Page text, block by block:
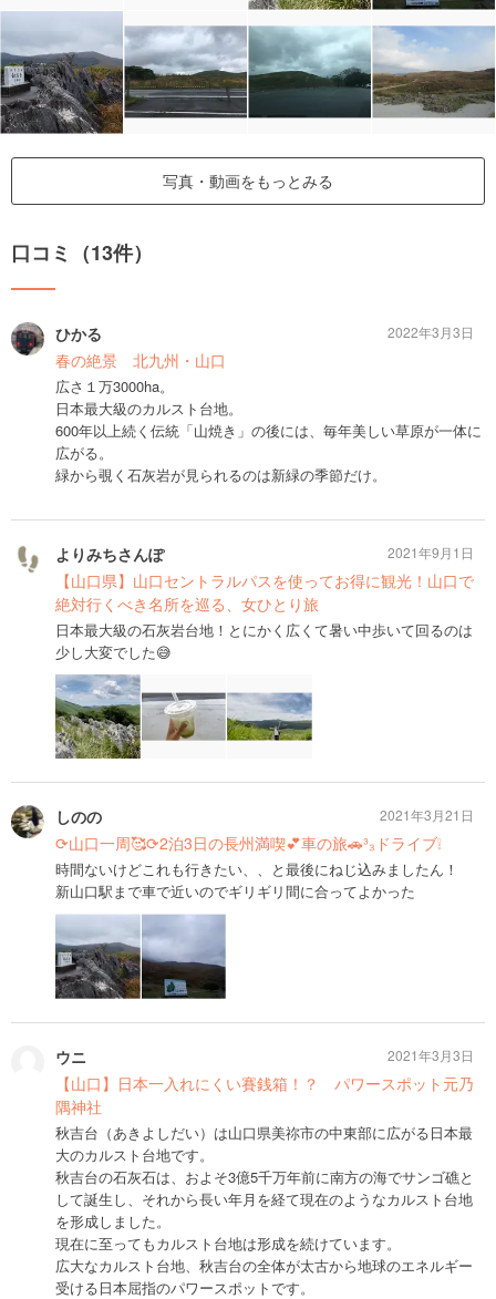
写真・動画をもっとみる
口コミ（13件）
ひかる
春の絶景 北九州・山口
広さ１万3000ha。
日本最大級のカルスト台地。
600年以上続く伝統「山焼き」の後には、毎年美しい草原が一体に
広がる。
緑から覗く石灰岩が見られるのは新緑の季節だけ。
2022年3月3日
よりみちさんぽ
【山口県】山口セントラルパスを使ってお得に観光！山口で
絶対行くべき名所を巡る、女ひとり旅
日本最大級の石灰岩台地！とにかく広くて暑い中歩いて回るのは
少し大変でした😅
2021年9月1日
しのの
⟳山口一周🥰⟳2泊3日の長州満喫💕車の旅🚗³₃ドライブ❕
時間ないけどこれも行きたい、、と最後にねじ込みましたん！
新山口駅まで車で近いのでギリギリ間に合ってよかった
2021年3月21日
ウニ
【山口】日本一入れにくい賽銭箱！？ パワースポット元乃
隅神社
秋吉台（あきよしだい）は山口県美祢市の中東部に広がる日本最
大のカルスト台地です。
秋吉台の石灰石は、およそ3億5千万年前に南方の海でサンゴ礁と
して誕生し、それから長い年月を経て現在のようなカルスト台地
を形成しました。
現在に至ってもカルスト台地は形成を続けています。
広大なカルスト台地、秋吉台の全体が太古から地球のエネルギー
受ける日本屈指のパワースポットです。
2021年3月3日